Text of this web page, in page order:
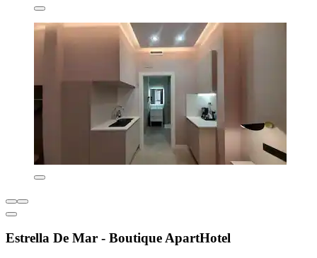
Estrella De Mar - Boutique ApartHotel